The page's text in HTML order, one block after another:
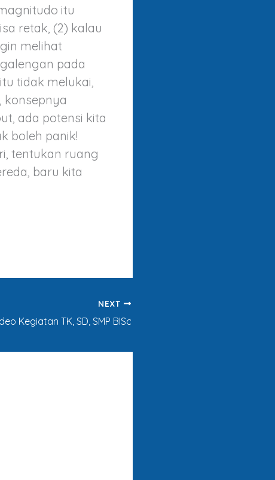
itu
retak, (2) kalau
melihat
pada
tidak melukai,
konsepnya
ada potensi kita
boleh panik!
tentukan ruang
baru kita
NEXT
Kegiatan TK, SD, SMP BISc